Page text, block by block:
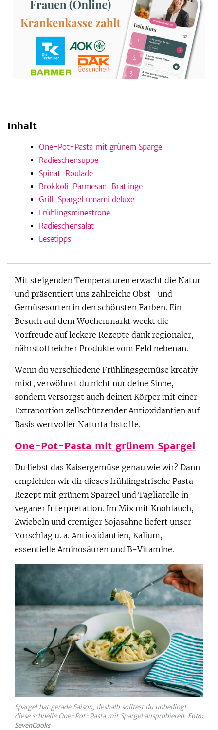
Inhalt
One-Pot-Pasta mit grünem Spargel
Radieschensuppe
Spinat-Roulade
Brokkoli-Parmesan-Bratlinge
Grill-Spargel umami deluxe
Frühlingsminestrone
Radieschensalat
Lesetipps
Mit steigenden Temperaturen erwacht die Natur
und präsentiert uns zahlreiche Obst- und
Gemüsesorten in den schönsten Farben. Ein
Besuch auf dem Wochenmarkt weckt die
Vorfreude auf leckere Rezepte dank regionaler,
nährstoffreicher Produkte vom Feld nebenan.
Wenn du verschiedene Frühlingsgemüse kreativ
mixt, verwöhnst du nicht nur deine Sinne,
sondern versorgst auch deinen Körper mit einer
Extraportion zellschützender Antioxidantien auf
Basis wertvoller Naturfarbstoffe.
One-Pot-Pasta mit grünem Spargel
Du liebst das Kaisergemüse genau wie wir? Dann
empfehlen wir dir dieses frühlingsfrische Pasta-
Rezept mit grünem Spargel und Tagliatelle in
veganer Interpretation. Im Mix mit Knoblauch,
Zwiebeln und cremiger Sojasahne liefert unser
Vorschlag u. a. Antioxidantien, Kalium,
essentielle Aminosäuren und B-Vitamine.
Spargel hat gerade Saison, deshalb solltest du unbedingt
diese schnelle One-Pot-Pasta mit Spargelausprobieren. Foto:
SevenCooks